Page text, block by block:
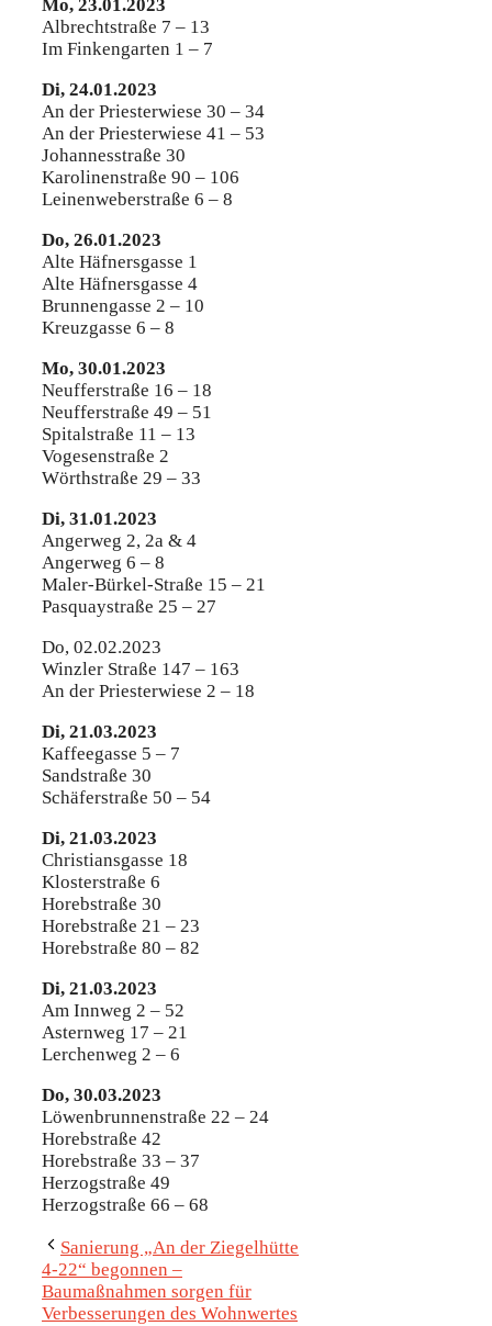
Mo, 23.01.2023
Albrechtstraße 7 – 13
Im Finkengarten 1 – 7
Di, 24.01.2023
An der Priesterwiese 30 – 34
An der Priesterwiese 41 – 53
Johannesstraße 30
Karolinenstraße 90 – 106
Leinenweberstraße 6 – 8
Do, 26.01.2023
Alte Häfnersgasse 1
Alte Häfnersgasse 4
Brunnengasse 2 – 10
Kreuzgasse 6 – 8
Mo, 30.01.2023
Neufferstraße 16 – 18
Neufferstraße 49 – 51
Spitalstraße 11 – 13
Vogesenstraße 2
Wörthstraße 29 – 33
Di, 31.01.2023
Angerweg 2, 2a & 4
Angerweg 6 – 8
Maler-Bürkel-Straße 15 – 21
Pasquaystraße 25 – 27
Do, 02.02.2023
Winzler Straße 147 – 163
An der Priesterwiese 2 – 18
Di, 21.03.2023
Kaffeegasse 5 – 7
Sandstraße 30
Schäferstraße 50 – 54
Di, 21.03.2023
Christiansgasse 18
Klosterstraße 6
Horebstraße 30
Horebstraße 21 – 23
Horebstraße 80 – 82
Di, 21.03.2023
Am Innweg 2 – 52
Asternweg 17 – 21
Lerchenweg 2 – 6
Do, 30.03.2023
Löwenbrunnenstraße 22 – 24
Horebstraße 42
Horebstraße 33 – 37
Herzogstraße 49
Herzogstraße 66 – 68
Sanierung „An der Ziegelhütte
4-22“ begonnen –
Baumaßnahmen sorgen für
Verbesserungen des Wohnwertes